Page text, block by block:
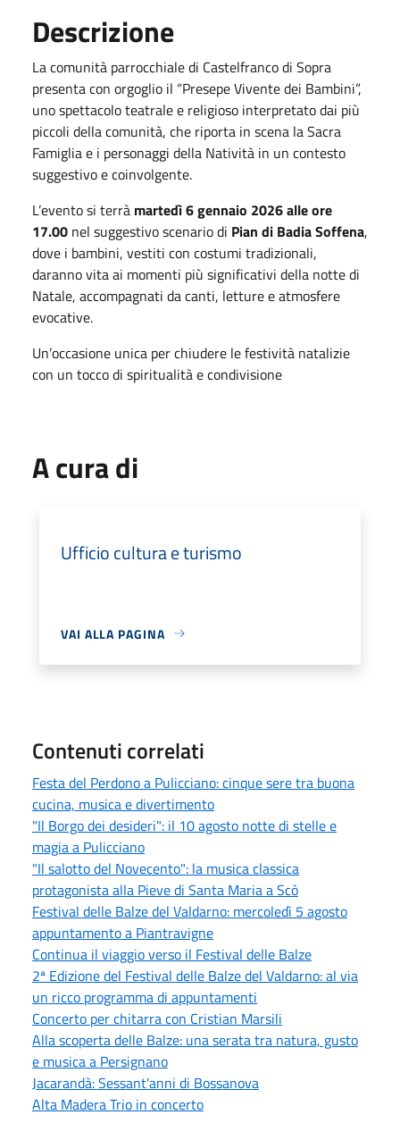
Descrizione
La comunità parrocchiale di Castelfranco di Sopra
presenta con orgoglio il “Presepe Vivente dei Bambini”,
uno spettacolo teatrale e religioso interpretato dai più
piccoli della comunità, che riporta in scena la Sacra
Famiglia e i personaggi della Natività in un contesto
suggestivo e coinvolgente.
L’evento si terrà martedì 6 gennaio 2026 alle ore
17.00 nel suggestivo scenario di Pian di Badia Soffena,
dove i bambini, vestiti con costumi tradizionali,
daranno vita ai momenti più significativi della notte di
Natale, accompagnati da canti, letture e atmosfere
evocative.
Un’occasione unica per chiudere le festività natalizie
con un tocco di spiritualità e condivisione
A cura di
Ufficio cultura e turismo
VAI ALLA PAGINA
Contenuti correlati
Festa del Perdono a Pulicciano: cinque sere tra buona
cucina, musica e divertimento
"Il Borgo dei desideri": il 10 agosto notte di stelle e
magia a Pulicciano
"Il salotto del Novecento": la musica classica
protagonista alla Pieve di Santa Maria a Scò
Festival delle Balze del Valdarno: mercoledì 5 agosto
appuntamento a Piantravigne
Continua il viaggio verso il Festival delle Balze
2ª Edizione del Festival delle Balze del Valdarno: al via
un ricco programma di appuntamenti
Concerto per chitarra con Cristian Marsili
Alla scoperta delle Balze: una serata tra natura, gusto
e musica a Persignano
Jacarandà: Sessant'anni di Bossanova
Alta Madera Trio in concerto